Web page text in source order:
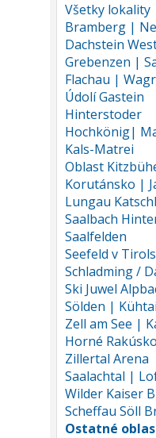
Všetky lokality
Bramberg |
Dachstein
Grebenzen |
Flachau |
Údolí Gastein
Hinterstoder
Hochkönig|
Kals-Matrei
Oblast
Korutánsko |
Lungau
Saalbach
Saalfelden
Seefeld v
Schladming /
Ski Juwel
Sölden |
Zell am See |
Horné
Zillertal Arena
Saalachtal |
Wilder Kaiser
Scheffau Söll
Ostatné